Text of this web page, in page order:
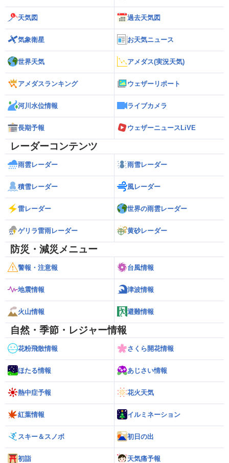
天気図 過去天気図
気象衛星 お天気ニュース
世界天気 アメダス(実況天気)
アメダスランキング ウェザーリポート
河川水位情報 ライブカメラ
長期予報 ウェザーニュースLiVE
レーダーコンテンツ
雨雲レーダー 雨雪レーダー
積雪レーダー 風レーダー
雷レーダー 世界の雨雲レーダー
ゲリラ雷雨レーダー 黄砂レーダー
防災・減災メニュー
警報・注意報 台風情報
地震情報 津波情報
火山情報 避難情報
自然・季節・レジャー情報
花粉飛散情報 さくら開花情報
ほたる情報 あじさい情報
熱中症予報 花火天気
紅葉情報 イルミネーション
スキー＆スノボ 初日の出
初詣 天気痛予報